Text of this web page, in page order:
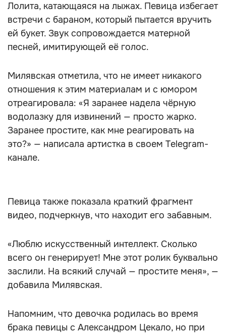
Лолита, катающаяся на лыжах. Певица избегает
встречи с бараном, который пытается вручить
ей букет. Звук сопровождается матерной
песней, имитирующей её голос.
Милявская отметила, что не имеет никакого
отношения к этим материалам и с юмором
отреагировала: «Я заранее надела чёрную
водолазку для извинений — просто жарко.
Заранее простите, как мне реагировать на
это?» — написала артистка в своем Telegram-
канале.
Певица также показала краткий фрагмент
видео, подчеркнув, что находит его забавным.
«Люблю искусственный интеллект. Сколько
всего он генерирует! Мне этот ролик буквально
заслили. На всякий случай — простите меня», —
добавила Милявская.
Напомним, что девочка родилась во время
брака певицы с Александром Цекало, но при